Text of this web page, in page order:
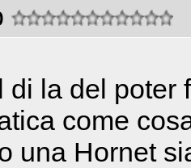
di la del poter
come
una Hornet